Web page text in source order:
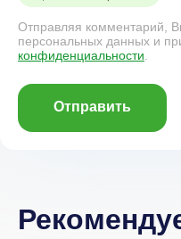
Отправляя комментарий,
персональных данных и
конфиденциальности
Отправить